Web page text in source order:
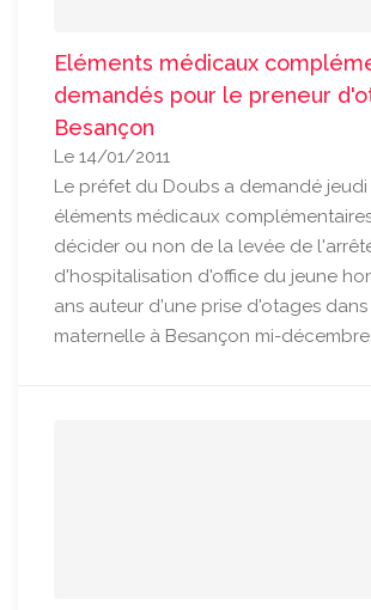
Eléments médicaux
demandés pour le preneur
Besançon
Le 14/01/2011
Le préfet du Doubs a demandé jeudi
éléments médicaux
décider ou non de la levée de
d'hospitalisation d'office du jeune
ans auteur d'une prise d'otages
maternelle à Besançon mi-